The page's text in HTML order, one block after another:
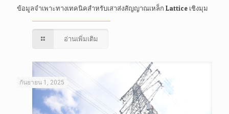
ข้อมูลจำเพาะทางเทคนิคสำหรับเสาส่งสัญญาณเหล็ก Lattice เชิงมุม
อ่านเพิ่มเติม
กันยายน 1, 2025